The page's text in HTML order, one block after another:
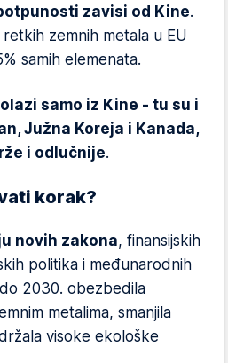
zavisi od Kine.
zemnih metala u EU
samih elemenata.
samo iz Kine - tu su i
Južna Koreja i Kanada,
i odlučnije.
korak?
novih zakona, finansijskih
politika i međunarodnih
2030. obezbedila
metalima, smanjila
visoke ekološke